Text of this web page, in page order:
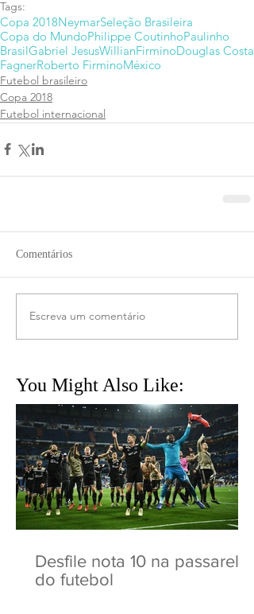
You Might Also Like:
Tags:
Copa 2018NeymarSeleção Brasileira
Copa do MundoPhilippe CoutinhoPaulinho
BrasilGabriel JesusWillianFirminoDouglas Costa
FagnerRoberto FirminoMéxico
Futebol brasileiro
Copa 2018
Futebol internacional
Comentários
Escreva um comentário
Desfile nota 10 na passarela
do futebol